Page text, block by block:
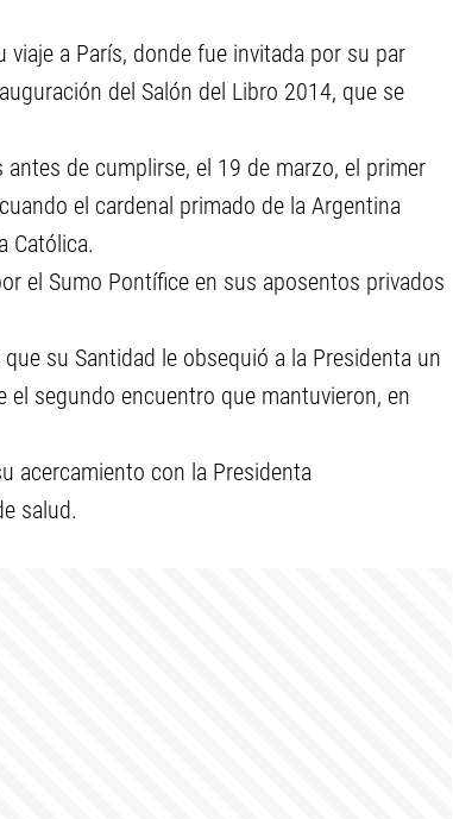
viaje a París, donde fue invitada por su par
del Salón del Libro 2014, que se
de cumplirse, el 19 de marzo, el primer
el cardenal primado de la Argentina
Católica.
el Sumo Pontífice en sus aposentos privados
su Santidad le obsequió a la Presidenta un
segundo encuentro que mantuvieron, en
acercamiento con la Presidenta
salud.